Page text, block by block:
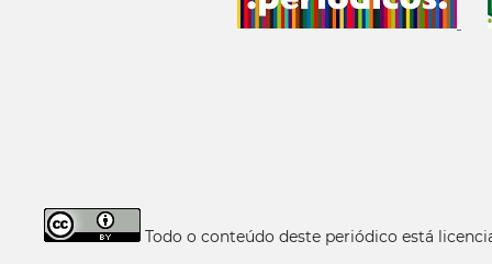
Todo o conteúdo deste periódico está